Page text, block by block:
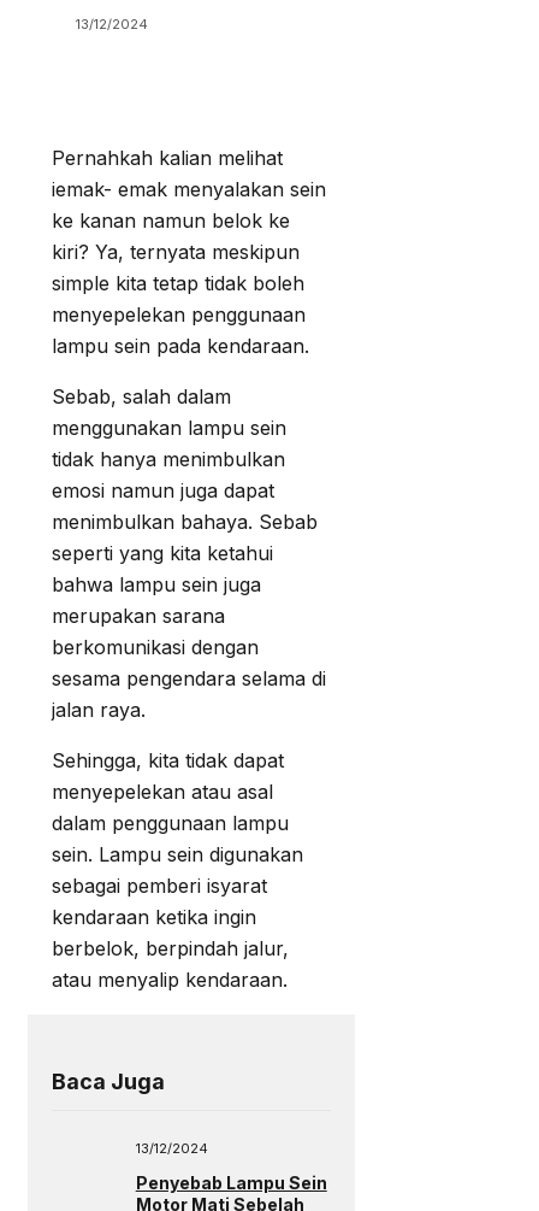
13/12/2024
Pernahkah kalian melihat
iemak- emak menyalakan sein
ke kanan namun belok ke
kiri? Ya, ternyata meskipun
simple kita tetap tidak boleh
menyepelekan penggunaan
lampu sein pada kendaraan.
Sebab, salah dalam
menggunakan lampu sein
tidak hanya menimbulkan
emosi namun juga dapat
menimbulkan bahaya. Sebab
seperti yang kita ketahui
bahwa lampu sein juga
merupakan sarana
berkomunikasi dengan
sesama pengendara selama di
jalan raya.
Sehingga, kita tidak dapat
menyepelekan atau asal
dalam penggunaan lampu
sein. Lampu sein digunakan
sebagai pemberi isyarat
kendaraan ketika ingin
berbelok, berpindah jalur,
atau menyalip kendaraan.
Baca Juga
13/12/2024
Penyebab Lampu Sein
Motor Mati Sebelah